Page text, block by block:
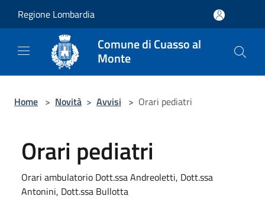
Regione Lombardia
Comune di Cuasso al
Monte
Home > Novità > Avvisi > Orari pediatri
Orari pediatri
Orari ambulatorio Dott.ssa Andreoletti, Dott.ssa
Antonini, Dott.ssa Bullotta